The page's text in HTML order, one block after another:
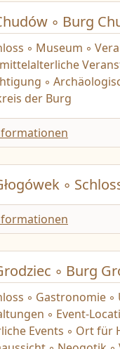
◦ Burg
◦ Museum ◦
◦
der Burg
◦
◦ Burg
◦ Gastronomie
◦ Event-
Events ◦ Ort für